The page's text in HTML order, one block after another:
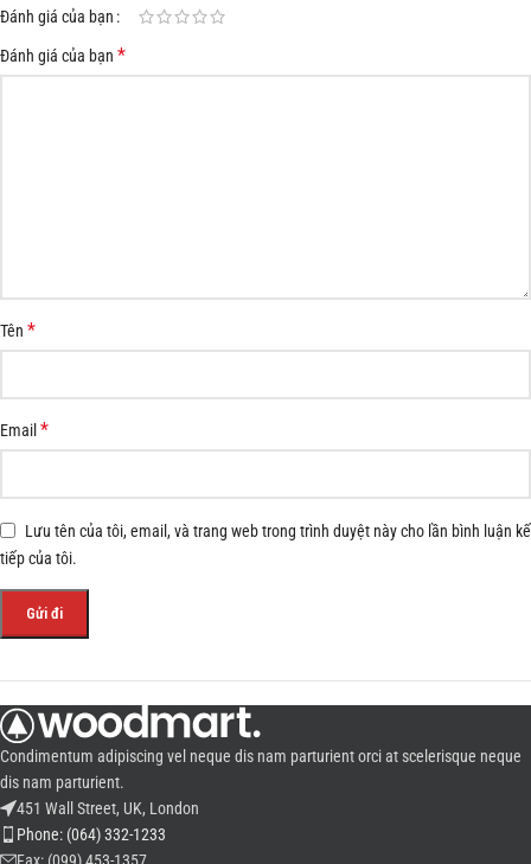
Đánh giá của bạn
Đánh giá của bạn *
Tên *
Email*
Lưu tên của tôi, email, và trang web trong trình duyệt này cho lần bình luận kế
tiếp của tôi.
Condimentum adipiscing vel neque dis nam parturient orci at scelerisque neque
dis nam parturient.
451 Wall Street, UK, London
Phone: (064) 332-1233
Fax: (099) 453-1357